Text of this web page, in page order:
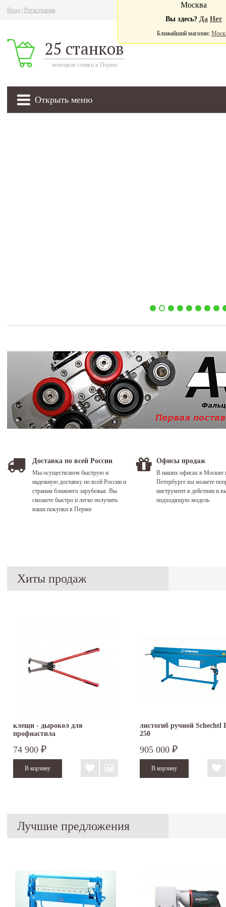
Вход Регистрация
25 станков
немецкие станки в Перми
Открыть меню
Москва
Вы здесь? Да Нет
Ближайший магазин:
Доставка по всей России
Мы осуществляем быструю и
надежную доставку по всей России и
странам ближнего зарубежья. Вы
сможете быстро и легко получить
ваши покупки в Перми
Офисы продаж
В наших офисах в Москве
Петербурге вы можете
инструмент в действии и
подходящую модель
Хиты продаж
клещи - дырокол для
профнастила
74 900 ₽
листогиб ручной Schechtl
250
905 000 ₽
Лучшие предложения